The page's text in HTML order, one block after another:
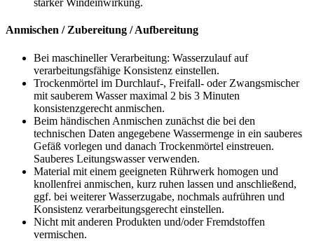
starker Windeinwirkung.
Anmischen / Zubereitung / Aufbereitung
Bei maschineller Verarbeitung: Wasserzulauf auf
verarbeitungsfähige Konsistenz einstellen.
Trockenmörtel im Durchlauf-, Freifall- oder Zwangsmischer
mit sauberem Wasser maximal 2 bis 3 Minuten
konsistenzgerecht anmischen.
Beim händischen Anmischen zunächst die bei den
technischen Daten angegebene Wassermenge in ein sauberes
Gefäß vorlegen und danach Trockenmörtel einstreuen.
Sauberes Leitungswasser verwenden.
Material mit einem geeigneten Rührwerk homogen und
knollenfrei anmischen, kurz ruhen lassen und anschließend,
ggf. bei weiterer Wasserzugabe, nochmals aufrühren und
Konsistenz verarbeitungsgerecht einstellen.
Nicht mit anderen Produkten und/oder Fremdstoffen
vermischen.